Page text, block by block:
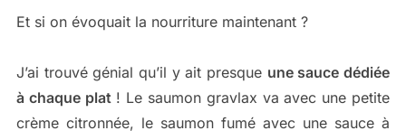
Et si on évoquait la nourriture maintenant ?
J’ai trouvé génial qu’il y ait presque une sauce dédiée
à chaque plat! Le saumon gravlax va avec une petite
crème citronnée, le saumon fumé avec une sauce à